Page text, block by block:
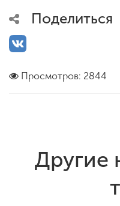
Поделиться
Просмотров: 2844
Другие